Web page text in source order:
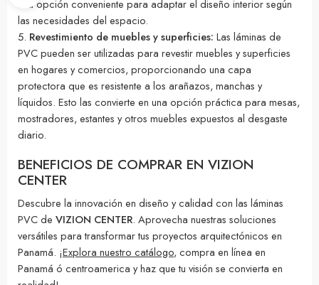
una opción conveniente para adaptar el diseño interior según
las necesidades del espacio.
Revestimiento de muebles y superficies: Las láminas de
PVC pueden ser utilizadas para revestir muebles y superficies
en hogares y comercios, proporcionando una capa
protectora que es resistente a los arañazos, manchas y
líquidos. Esto las convierte en una opción práctica para mesas,
mostradores, estantes y otros muebles expuestos al desgaste
diario.
BENEFICIOS DE COMPRAR EN VIZION
CENTER
Descubre la innovación en diseño y calidad con las láminas
PVC de VIZION CENTER. Aprovecha nuestras soluciones
versátiles para transformar tus proyectos arquitectónicos en
Panamá. ¡Explora nuestro catálogo, compra en línea en
Panamá ó centroamerica y haz que tu visión se convierta en